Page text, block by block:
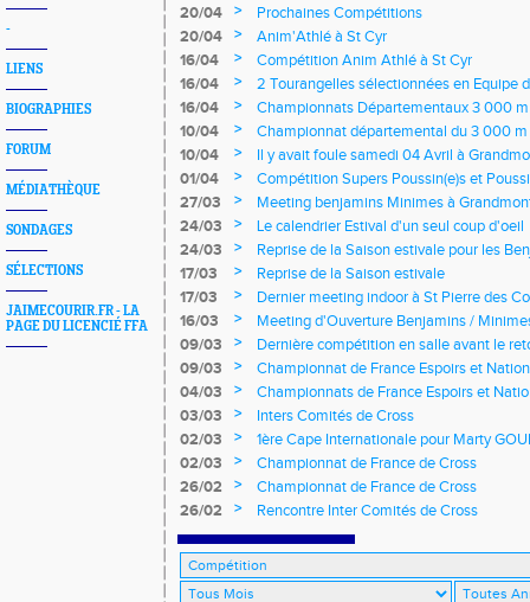
-
LIENS
BIOGRAPHIES
FORUM
MÉDIATHÈQUE
SONDAGES
SÉLECTIONS
JAIMECOURIR.FR - LA
PAGE DU LICENCIÉ FFA
20/04
>
Prochaines Compétitions
20/04
>
Anim'Athlé à St Cyr
16/04
>
Compétition Anim Athlé à St Cyr
16/04
>
2 Tourangelles sélectionnées en Equipe
16/04
>
Championnats Départementaux 3 000
Renault
10/04 >
Championnat départemental du 3 000
Renault
10/04 >
Il y avait foule samedi 04 Avril à
01/04
>
Compétition Supers Poussin(e)s et
Avril 2015
27/03 >
Meeting benjamins Minimes à
24/03
>
Le calendrier Estival d'un seul coup d'oeil
24/03
>
Reprise de la Saison estivale pour les
17/03
>
Reprise de la Saison estivale
17/03
>
Dernier meeting indoor à St Pierre des
16/03
>
Meeting d'Ouverture Benjamins /
09/03
>
Dernière compétition en salle avant le
09/03
>
Championnat de France Espoirs et
04/03
>
Championnats de France Espoirs et
03/03
>
Inters Comités de Cross
02/03
>
1ère Cape Internationale pour Marty
02/03
>
Championnat de France de Cross
26/02
>
Championnat de France de Cross
26/02
> Rencontre Inter Comités de Cross